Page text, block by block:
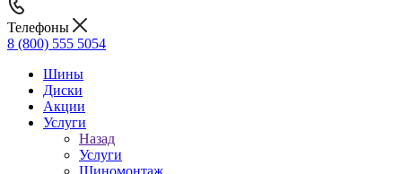
Телефоны
8 (800) 555 5054
Шины
Диски
Акции
Услуги
Назад
Услуги
Шиномонтаж